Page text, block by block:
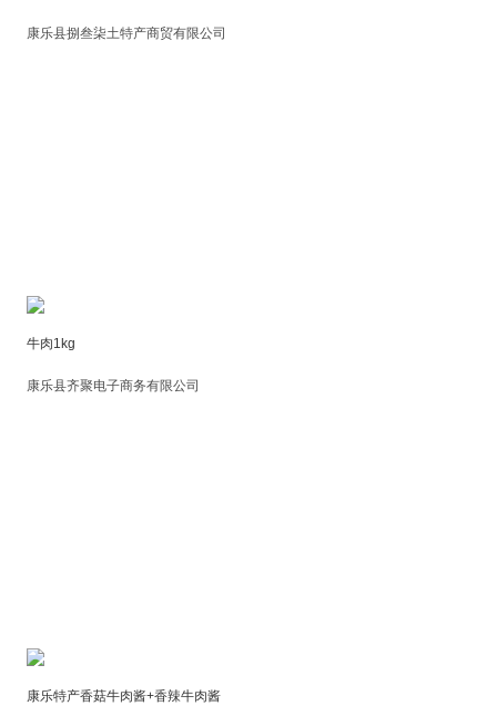
康乐县捌叁柒土特产商贸有限公司
牛肉1kg
康乐县齐聚电子商务有限公司
康乐特产香菇牛肉酱+香辣牛肉酱